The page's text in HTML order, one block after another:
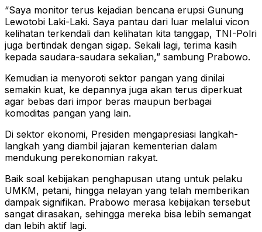
“Saya monitor terus kejadian bencana erupsi Gunung
Lewotobi Laki-Laki. Saya pantau dari luar melalui vicon
kelihatan terkendali dan kelihatan kita tanggap, TNI-Polri
juga bertindak dengan sigap. Sekali lagi, terima kasih
kepada saudara-saudara sekalian,” sambung Prabowo.
Kemudian ia menyoroti sektor pangan yang dinilai
semakin kuat, ke depannya juga akan terus diperkuat
agar bebas dari impor beras maupun berbagai
komoditas pangan yang lain.
Di sektor ekonomi, Presiden mengapresiasi langkah-
langkah yang diambil jajaran kementerian dalam
mendukung perekonomian rakyat.
Baik soal kebijakan penghapusan utang untuk pelaku
UMKM, petani, hingga nelayan yang telah memberikan
dampak signifikan. Prabowo merasa kebijakan tersebut
sangat dirasakan, sehingga mereka bisa lebih semangat
dan lebih aktif lagi.